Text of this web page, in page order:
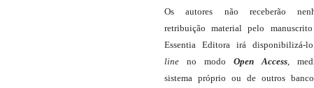
Os autores não receberão
retribuição material pelo
Essentia Editora irá disponibilizá-lo
line no modo Open Access ,
sistema próprio ou de outros